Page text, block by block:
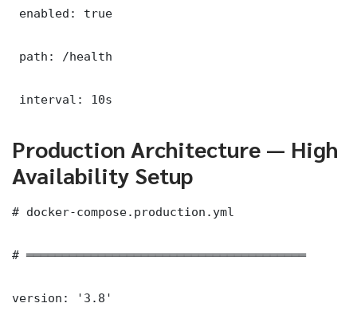
enabled: true
path: /health
interval: 10s
Production Architecture — High
Availability Setup
# docker-compose.production.yml
# ═══════════════════════════════════════
version: '3.8'